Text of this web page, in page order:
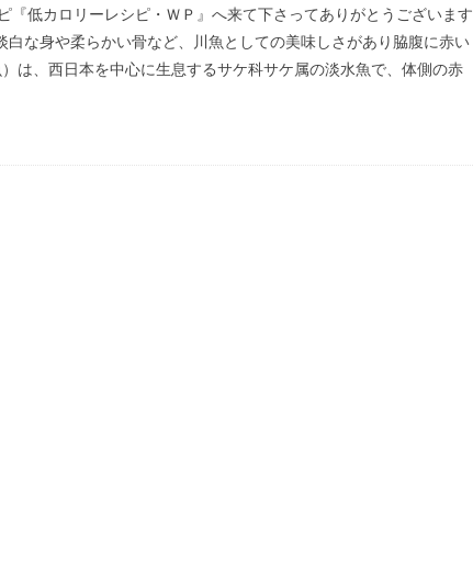
ロリーレシピ・ＷＰ』へ来て下さってありがとうございます
な身や柔らかい骨など、川魚としての美味しさがあり脇腹に赤い
は、西日本を中心に生息するサケ科サケ属の淡水魚で、体側の赤